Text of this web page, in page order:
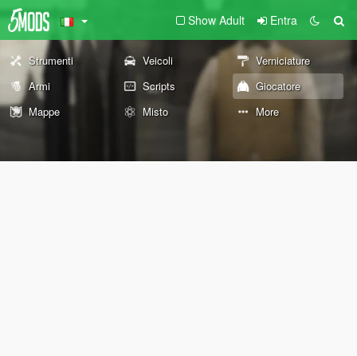
Show Adult Entra
Strumenti Veicoli
Verniciature
Armi
Scripts
Giocatore
Mappe
Misto More